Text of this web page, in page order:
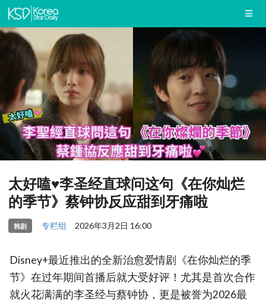
太好嗑♥︎李圣经直球问这句《在你灿烂
的季节》蔡钟协反应甜到牙痛啦
韩剧 专栏组 2026年3月2日 16:00
Disney+最近推出的全新治愈爱情剧《在你灿烂的季
节》在过年期间首播后就大受好评！尤其是首次合作
就火花满满的李圣经与蔡钟协，更是被誉为2026最